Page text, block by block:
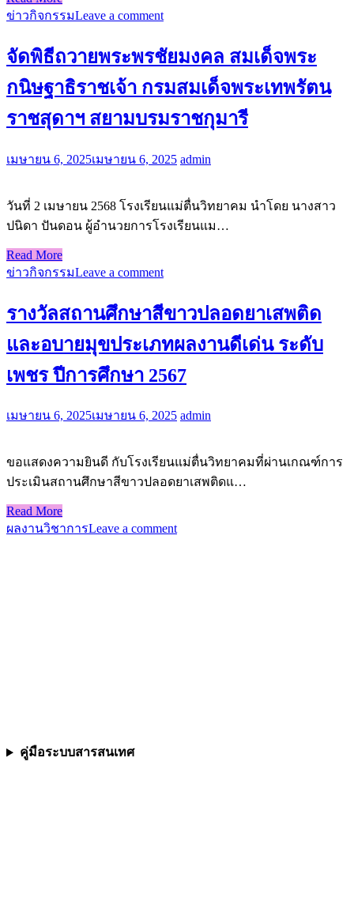
ข่าวกิจกรรมLeave a comment
จัดพิธีถวายพระพรชัยมงคล สมเด็จพระ
กนิษฐาธิราชเจ้า กรมสมเด็จพระเทพรัตน
ราชสุดาฯ สยามบรมราชกุมารี
เมษายน 6, 2025เมษายน 6, 2025 admin
วันที่ 2 เมษายน 2568 โรงเรียนแม่ตื่นวิทยาคม นำโดย นางสาว
ปนิดา ปันดอน ผู้อำนวยการโรงเรียนแม…
Read More
ข่าวกิจกรรมLeave a comment
รางวัลสถานศึกษาสีขาวปลอดยาเสพติด
และอบายมุขประเภทผลงานดีเด่น ระดับ
เพชร ปีการศึกษา 2567
เมษายน 6, 2025เมษายน 6, 2025 admin
ขอแสดงความยินดี กับโรงเรียนแม่ตื่นวิทยาคมที่ผ่านเกณฑ์การ
ประเมินสถานศึกษาสีขาวปลอดยาเสพติดแ…
Read More
ผลงานวิชาการLeave a comment
คู่มือระบบสารสนเทศ